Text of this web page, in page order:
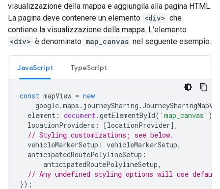
visualizzazione della mappa e aggiungila alla pagina HTML.
La pagina deve contenere un elemento <div> che
contiene la visualizzazione della mappa. L'elemento
<div> è denominato map_canvas nel seguente esempio.
JavaScript TypeScript
const mapView = new
google.maps . journeySharing .
element : document.getElementById( 'map_canvas' ),
locationProviders : [locationProvider],
// Styling customizations; see below.
vehicleMarkerSetup : vehicleMarkerSetup,
anticipatedRoutePolylineSetup :
anticipatedRoutePolylineSetup,
// Any undefined styling options will use
});